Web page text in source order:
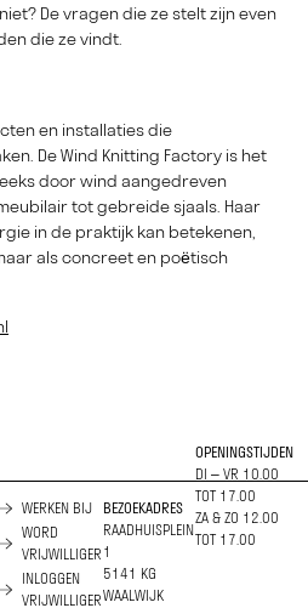
De vragen die ze stelt zijn even
die ze vindt.
en installaties die
De Wind Knitting Factory is het
door wind aangedreven
tot gebreide sjaals. Haar
in de praktijk kan betekenen,
als concreet en poëtisch
WERKEN BIJ
WORD
VRIJWILLIGER
INLOGGEN
VRIJWILLIGER
BEZOEKADRES
RAADHUISPLEIN
1
5141 KG
WAALWIJK
OPENINGSTIJDEN
DI – VR 10.00
TOT 17.00
ZA & ZO 12.00
TOT 17.00